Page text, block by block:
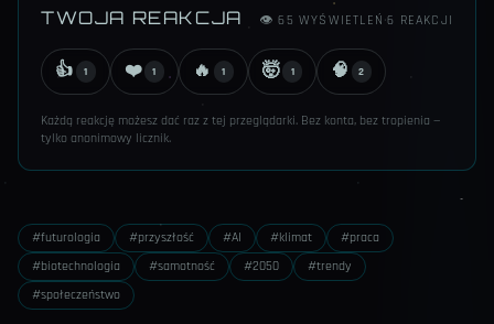
TWOJA REAKCJA 👁65 WYŚWIETLEŃ ·6 REAKCJI
👍 1 ❤️ 1 🔥 1 🤯 1 🧠 2
Każdą reakcję możesz dać raz z tej przeglądarki. Bez konta, bez tropienia —
tylko anonimowy licznik.
#futurologia #przyszłość #AI #klimat #praca
#biotechnologia #samotność #2050 #trendy
#społeczeństwo